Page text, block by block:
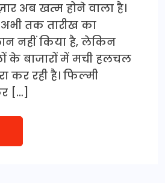
अब खत्म होने वाला है।
अभी तक तारीख का
नहीं किया है, लेकिन
के बाजारों में मची हलचल
कर रही है। फिल्मी
[…]